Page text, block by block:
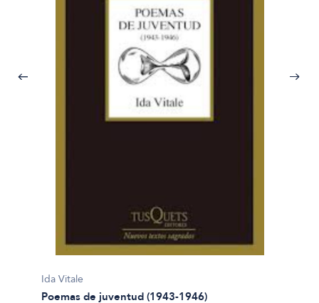
Ida Vitale
Poemas de juventud (1943-1946)